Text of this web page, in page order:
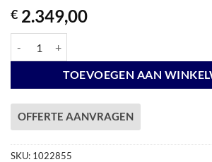
€ 2.349,00
TOEVOEGEN AAN
OFFERTE AANVRAGEN
SKU: 1022855